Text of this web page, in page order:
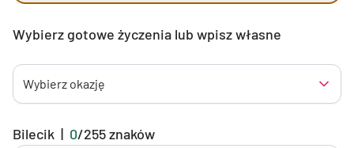
Wybierz gotowe życzenia lub wpisz własne
Wybierz okazję
Bilecik | 0/255znaków